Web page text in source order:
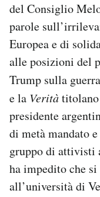
SHOP
CALENDARIO
AREA PERSONALE
Area Personale
Newsletter
Notifiche mobile
Regala il Post
del Consiglio
parole
Europea e di
alle posizioni del
Trump sulla
e la Verità
presidente
di metà mandato
gruppo di attivisti
ha impedito che
all’università di